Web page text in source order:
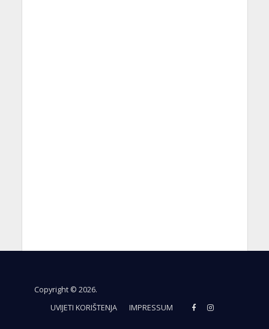
Copyright © 2026.
UVIJETI KORIŠTENJA
IMPRESSUM